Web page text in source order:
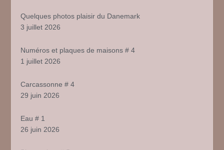
Quelques photos plaisir du Danemark
3 juillet 2026
Numéros et plaques de maisons # 4
1 juillet 2026
Carcassonne # 4
29 juin 2026
Eau # 1
26 juin 2026